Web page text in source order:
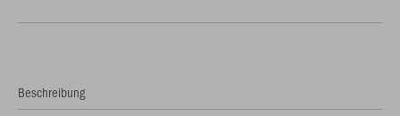
Beschreibung